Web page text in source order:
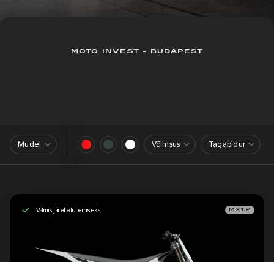
MOTO INVEST - BUDAPEST
Mudel Võimsus Tagapidur
Valmis järeletulemiseks MX1.2